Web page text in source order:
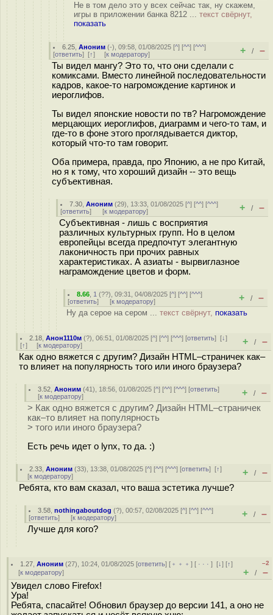
Не в том дело это у всех сейчас так, ну скажем,
игры в приложении банка 8212 ... текст свёрнут,
показать
6.25 ,Аноним (-), 09:58, 01/08/2025 [^] [^^] [^^^]
[ответить] [↑] [к модератору] + / –
Ты видел мангу? Это то, что они сделали с
комиксами. Вместо линейной последовательности
кадров, какое-то нагромождение картинок и
иероглифов.
Ты видел японские новости по тв? Нагромождение
мерцающих иероглифов, диаграмм и чего-то там, и
где-то в фоне этого проглядывается диктор,
который что-то там говорит.
Оба примера, правда, про Японию, а не про Китай,
но я к тому, что хороший дизайн -- это вещь
субъективная.
7.30 ,Аноним (29), 13:33, 01/08/2025 [^] [^^] [^^^]
[ответить] [к модератору] + / –
Субъективная - лишь с восприятия
различных культурных групп. Но в целом
европейцы всегда предпочтут элегантную
лаконичность при прочих равных
характеристиках. А азиаты - вырвиглазное
награмождение цветов и форм.
8.66 1 (??), 09:31, 04/08/2025 [^] [^^] [^^^]
[ответить] [к модератору] + / –
Ну да серое на сером ... текст свёрнут, показать
2.18 ,Анон1110м (?), 06:51, 01/08/2025 [^] [^^] [^^^] [ответить][↓]
[↑] [к модератору] + / –
Как одно вяжется с другим? Дизайн HTML–страничек как–
то влияет на популярность того или иного браузера?
3.52 ,Аноним (41), 18:56, 01/08/2025 [^] [^^] [^^^] [ответить]
[к модератору] + / –
> Как одно вяжется с другим? Дизайн HTML–страничек
как–то влияет на популярность
> того или иного браузера?
Есть речь идет о lynx, то да. :)
2.33 ,Аноним (33), 13:38, 01/08/2025 [^] [^^] [^^^] [ответить][↑]
[к модератору] + / –
Ребята, кто вам сказал, что ваша эстетика лучше?
3.58 ,nothingaboutdog (?), 00:57, 02/08/2025 [^] [^^] [^^^]
[ответить] [к модератору] + / –
Лучше для кого?
1.27 ,Аноним (27), 10:24, 01/08/2025 [ответить] [ ﹢﹢﹢] [ · · ·][↓] [↑]
[к модератору]
–2
+ / –
Увидел слово Firefox!
Ура!
Ребята, спасайте! Обновил браузер до версии 141, а оно не